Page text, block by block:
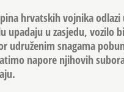
hrvatskih vojnika
upadaju u zasjedu, vozilo
udruženim snagama
napore njihovih